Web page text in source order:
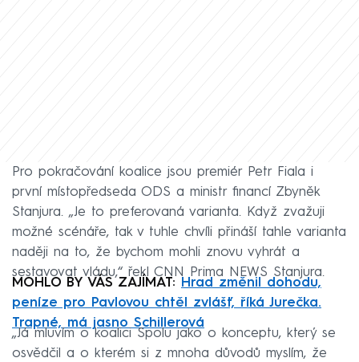
Pro pokračování koalice jsou premiér Petr Fiala i
první místopředseda ODS a ministr financí Zbyněk
Stanjura. „Je to preferovaná varianta. Když zvažuji
možné scénáře, tak v tuhle chvíli přináší tahle varianta
naději na to, že bychom mohli znovu vyhrát a
sestavovat vládu,“ řekl CNN Prima NEWS Stanjura.
MOHLO BY VÁS ZAJÍMAT: Hrad změnil dohodu,
peníze pro Pavlovou chtěl zvlášť, říká Jurečka.
Trapné, má jasno Schillerová
„Já mluvím o koalici Spolu jako o konceptu, který se
osvědčil a o kterém si z mnoha důvodů myslím, že